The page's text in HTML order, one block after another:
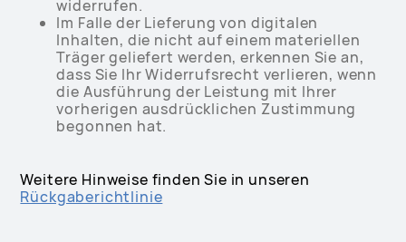
widerrufen.
Im Falle der Lieferung von digitalen
Inhalten, die nicht auf einem materiellen
Träger geliefert werden, erkennen Sie an,
dass Sie Ihr Widerrufsrecht verlieren, wenn
die Ausführung der Leistung mit Ihrer
vorherigen ausdrücklichen Zustimmung
begonnen hat.
Weitere Hinweise finden Sie in unseren
Rückgaberichtlinie